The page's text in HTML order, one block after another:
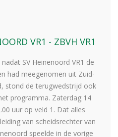
VR1 - ZBVH VR1
nadat SV Heinenoord VR1 de
had meegenomen uit Zuid-
stond de terugwedstrijd ook
programma. Zaterdag 14
uur op veld 1. Dat alles
van scheidsrechter van
speelde in de vorige